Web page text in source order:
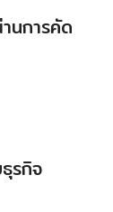
นการคัด
รกิจ